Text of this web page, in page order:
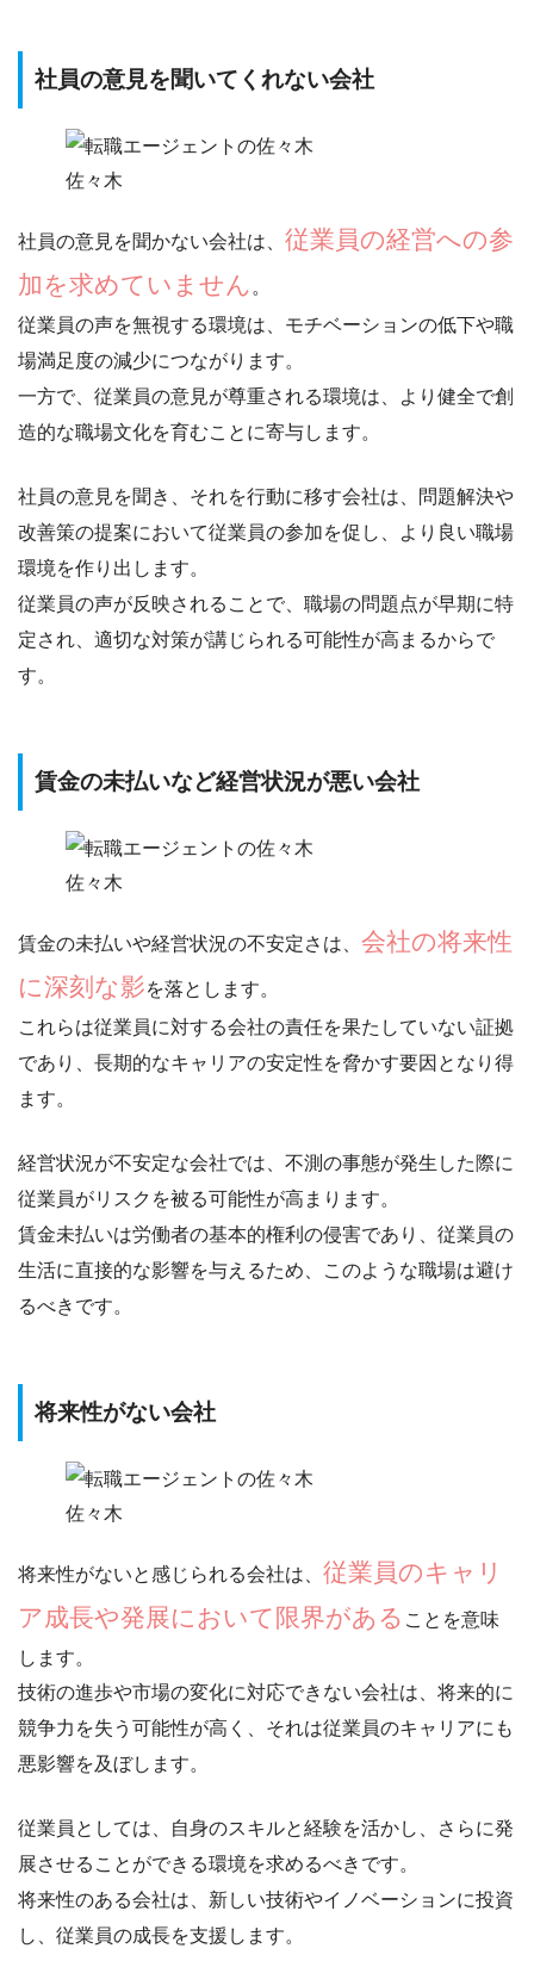
社員の意見を聞いてくれない会社
佐々木
社員の意見を聞かない会社は、 従業員の経営への参
加を求めていません 。
従業員の声を無視する環境は、 モチベーションの低下や職
場満足度の減少につながります。
一方で、従業員の意見が尊重される環境は、より健全で創
造的な職場文化を育むことに寄与します。
社員の意見を聞き、それを行動に移す会社は、問題解決や
改善策の提案において従業員の参加を促し、より良い職場
環境を作り出します。
従業員の声が反映されることで、 職場の問題点が早期に特
定され 、適切な対策が講じられる可能性が高まるからで
す。
賃金の未払いなど経営状況が悪い会社
佐々木
賃金の未払いや経営状況の不安定さは、 会社の将来性
に深刻な影を落とします。
これらは従業員に対する会社の責任を果たしていない証拠
であり、長期的なキャリアの安定性を脅かす要因となり得
ます。
経営状況が不安定な会社では、不測の事態が発生した際に
従業員がリスクを被る可能性が高まります。
賃金未払いは労働者の基本的権利の侵害であり、従業員の
生活に直接的な影響を与えるため、このような職場は避け
るべきです。
将来性がない会社
佐々木
将来性がないと感じられる会社は、 従業員のキャリ
ア成長や発展において限界がある ことを意味
します。
技術の進歩や市場の変化に対応できない会社は、将来的に
競争力を失う可能性が高く、それは従業員のキャリアにも
悪影響を及ぼします。
従業員としては、自身のスキルと経験を活かし、さらに発
展させることができる環境を求めるべきです。
将来性のある会社は、新しい技術やイノベーションに投資
し、従業員の成長を支援します。